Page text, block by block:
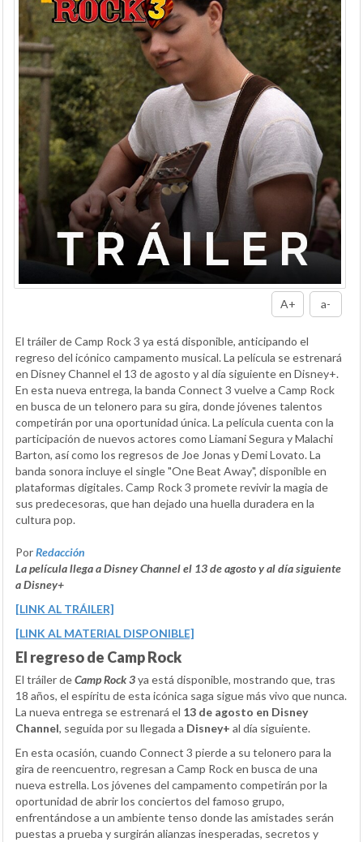
A+ a-
El tráiler de Camp Rock 3 ya está disponible, anticipando el
regreso del icónico campamento musical. La película se estrenará
en Disney Channel el 13 de agosto y al día siguiente en Disney+.
En esta nueva entrega, la banda Connect 3 vuelve a Camp Rock
en busca de un telonero para su gira, donde jóvenes talentos
competirán por una oportunidad única. La película cuenta con la
participación de nuevos actores como Liamani Segura y Malachi
Barton, así como los regresos de Joe Jonas y Demi Lovato. La
banda sonora incluye el single "One Beat Away", disponible en
plataformas digitales. Camp Rock 3 promete revivir la magia de
sus predecesoras, que han dejado una huella duradera en la
cultura pop.
PorRedacción
La película llega a Disney Channel el 13 de agosto y al día siguiente
a Disney+
[LINK AL TRÁILER]
[LINK AL MATERIAL DISPONIBLE]
El regreso de Camp Rock
El tráiler deCamp Rock 3ya está disponible, mostrando que, tras
18 años, el espíritu de esta icónica saga sigue más vivo que nunca.
La nueva entrega se estrenará el 13 de agosto en Disney
Channel, seguida por su llegada a Disney+ al día siguiente.
En esta ocasión, cuando Connect 3 pierde a su telonero para la
gira de reencuentro, regresan a Camp Rock en busca de una
nueva estrella. Los jóvenes del campamento competirán por la
oportunidad de abrir los conciertos del famoso grupo,
enfrentándose a un ambiente tenso donde las amistades serán
puestas a prueba y surgirán alianzas inesperadas, secretos y